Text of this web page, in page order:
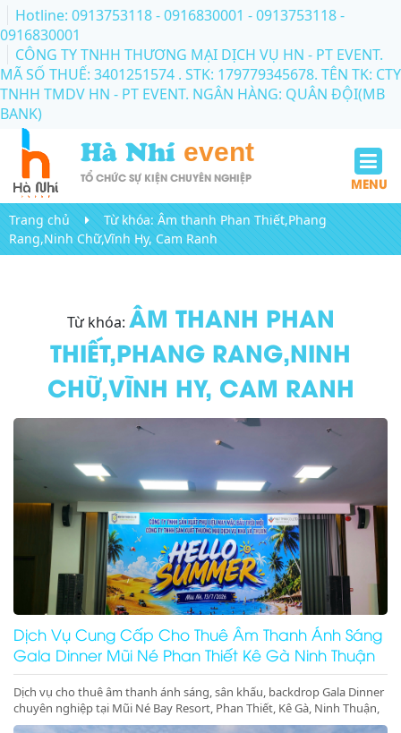
Hotline: 0913753118 - 0916830001 - 0913753118 -
0916830001
CÔNG TY TNHH THƯƠNG MẠI DỊCH VỤ HN - PT EVENT.
MÃ SỐ THUẾ: 3401251574 . STK: 179779345678. TÊN TK: CTY
TNHH TMDV HN - PT EVENT. NGÂN HÀNG: QUÂN ĐỘI(MB
BANK)
Hà Nhí event
TỔ CHỨC SỰ KIỆN CHUYÊN NGHIỆP MENU
Trang chủ Từ khóa: Âm thanh Phan Thiết,Phang
Rang,Ninh Chữ,Vĩnh Hy, Cam Ranh
Từ khóa: ÂM THANH PHAN
THIẾT,PHANG RANG,NINH
CHỮ,VĨNH HY, CAM RANH
Dịch Vụ Cung Cấp Cho Thuê Âm Thanh Ánh Sáng
Gala Dinner Mũi Né Phan Thiết Kê Gà Ninh Thuận
Dịch vụ cho thuê âm thanh ánh sáng, sân khấu, backdrop Gala Dinner
chuyên nghiệp tại Mũi Né Bay Resort, Phan Thiết, Kê Gà, Ninh Thuận,
Ninh Chữ, Vĩnh Hy. Thiết bị hiện đại, giá cực tốt. Gọi ngay!